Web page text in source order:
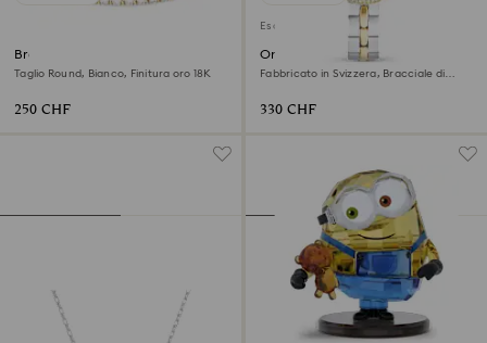
Bracciale Tennis Matrix
Taglio Round, Bianco, Finitura oro 18K
250 CHF
Esclusiva online
Orologio Cosmopolitan
Fabbricato in Svizzera, Bracciale di
330 CHF